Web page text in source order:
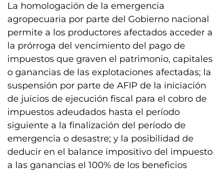
La homologación de la emergencia
agropecuaria por parte del Gobierno nacional
permite a los productores afectados acceder a
la prórroga del vencimiento del pago de
impuestos que graven el patrimonio, capitales
o ganancias de las explotaciones afectadas; la
suspensión por parte de AFIP de la iniciación
de juicios de ejecución fiscal para el cobro de
impuestos adeudados hasta el período
siguiente a la finalización del período de
emergencia o desastre; y la posibilidad de
deducir en el balance impositivo del impuesto
a las ganancias el 100% de los beneficios